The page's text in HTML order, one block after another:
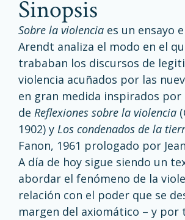
sinopsis
Sobre la violencia es un ensayo
Arendt analiza el modo en el
trababan los discursos de
violencia acuñados por las
en gran medida inspirados por
de Reflexiones sobre la violencia
1902) y Los condenados de la
Fanon, 1961 prologado por
A día de hoy sigue siendo un
abordar el fenómeno de la
relación con el poder que se
margen del axiomático – y por